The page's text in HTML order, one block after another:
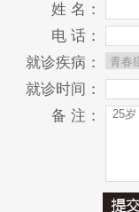
姓 名：
电 话：
就诊疾病：
就诊时间：
备 注：